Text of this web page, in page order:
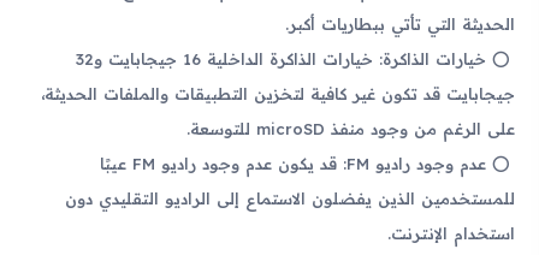
الحديثة التي تأتي ببطاريات أكبر.
خيارات الذاكرة: خيارات الذاكرة الداخلية 16 جيجابايت و32
جيجابايت قد تكون غير كافية لتخزين التطبيقات والملفات الحديثة،
على الرغم من وجود منفذ microSD للتوسعة.
عدم وجود راديو FM: قد يكون عدم وجود راديو FM عيبًا
للمستخدمين الذين يفضلون الاستماع إلى الراديو التقليدي دون
استخدام الإنترنت.